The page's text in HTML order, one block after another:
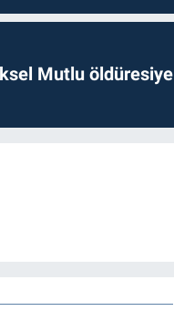
Mutlu öldüresiye